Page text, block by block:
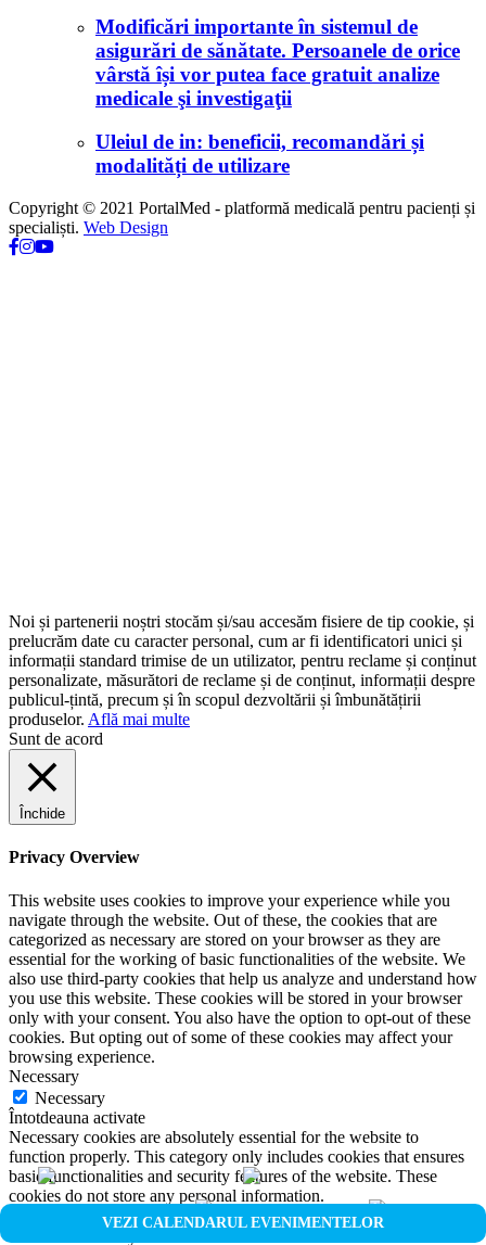
VEZI CALENDARUL EVENIMENTELOR
Modificări importante în sistemul de
asigurări de sănătate. Persoanele de orice
vârstă își vor putea face gratuit analize
medicale şi investigaţii
Uleiul de in: beneficii, recomandări și
modalități de utilizare
Copyright © 2021 PortalMed - platformă medicală pentru pacienți și
specialiști. Web Design
Noi și partenerii noștri stocăm și/sau accesăm fisiere de tip cookie, și
prelucrăm date cu caracter personal, cum ar fi identificatori unici și
informații standard trimise de un utilizator, pentru reclame și conținut
personalizate, măsurători de reclame și de conținut, informații despre
publicul-țintă, precum și în scopul dezvoltării și îmbunătățirii
produselor. Află mai multe
Sunt de acord
Închide
Privacy Overview
This website uses cookies to improve your experience while you
navigate through the website. Out of these, the cookies that are
categorized as necessary are stored on your browser as they are
essential for the working of basic functionalities of the website. We
also use third-party cookies that help us analyze and understand how
you use this website. These cookies will be stored in your browser
only with your consent. You also have the option to opt-out of these
cookies. But opting out of some of these cookies may affect your
browsing experience.
Necessary
Necessary
Întotdeauna activate
Necessary cookies are absolutely essential for the website to
function properly. This category only includes cookies that ensures
basic functionalities and security features of the website. These
cookies do not store any personal information.
Non-necessary